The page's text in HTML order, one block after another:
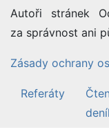
Autoři stránek
za správnost ani
Zásady ochrany
Referáty